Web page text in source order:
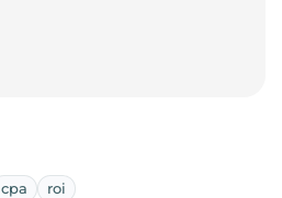
cpa roi